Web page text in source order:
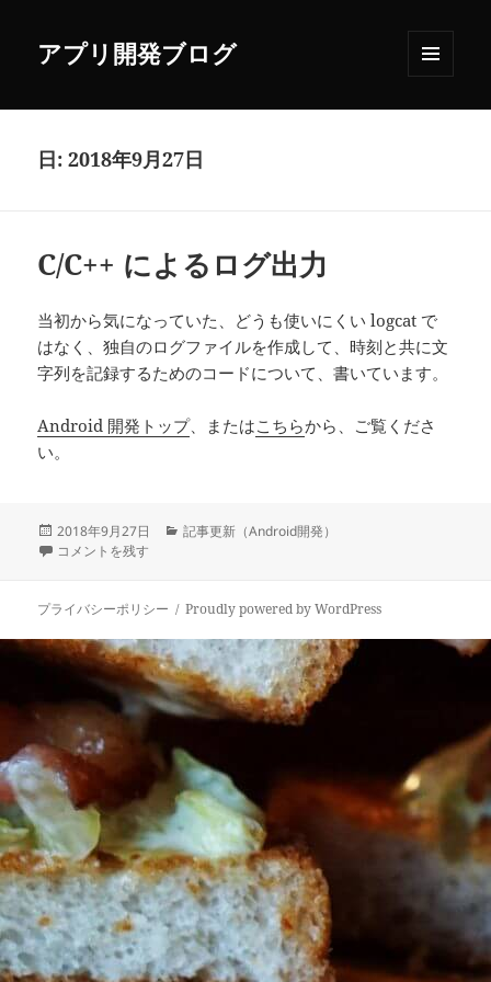
アプリ開発ブログ
ーとウ
日:2018年9月27日
C/C++ によるログ出力
当初から気になっていた、どうも使いにくい logcat で
はなく、独自のログファイルを作成して、時刻と共に文
字列を記録するためのコードについて、書いています。
Android 開発トップ、またはこちらから、ご覧くださ
い。
投
稿
2018年9月27日
カ
ー
記事更新（Android開発）
C/C++ によるログ出力 に
コメントを残す
プライバシーポリシー Proudly powered by WordPress